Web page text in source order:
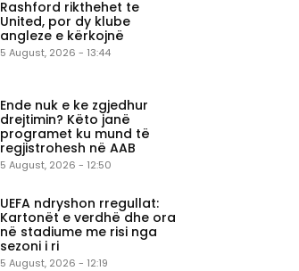
Rashford rikthehet te
United, por dy klube
angleze e kërkojnë
5 August, 2026 - 13:44
Ende nuk e ke zgjedhur
drejtimin? Këto janë
programet ku mund të
regjistrohesh në AAB
5 August, 2026 - 12:50
UEFA ndryshon rregullat:
Kartonët e verdhë dhe ora
në stadiume me risi nga
sezoni i ri
5 August, 2026 - 12:19